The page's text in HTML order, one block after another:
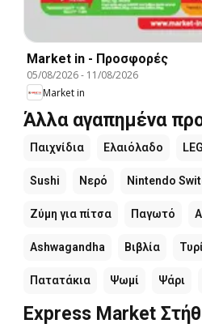
Market in - Προσφορές
05/08/2026- 11/08/2026
Market in
Άλλα αγαπημένα
Παιχνίδια Ελαιόλαδο
Sushi Νερό Nintendo
Ζύμη για πίτσα Παγωτό
Ashwagandha Βιβλία
Πατατάκια Ψωμί Ψάρι
Express Market